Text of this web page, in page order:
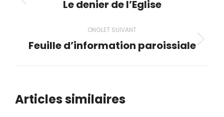
commentaire
Onglet
Le denier de l’Eglise
ONGLET SUIVANT
Onglet
Feuille d’information paroissiale
Articles similaires